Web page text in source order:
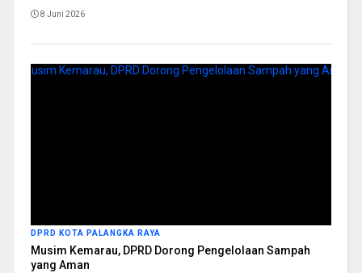
8 Juni 2026
DPRD KOTA PALANGKA RAYA
Musim Kemarau, DPRD Dorong Pengelolaan Sampah
yang Aman